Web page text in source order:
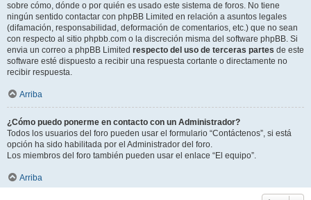
sobre cómo, dónde o por quién es usado este sistema de foros. No tiene
ningún sentido contactar con phpBB Limited en relación a asuntos legales
(difamación, responsabilidad, deformación de comentarios, etc.) que no sean
con respecto al sitio phpbb.com o la discreción misma del software phpBB. Si
envia un correo a phpBB Limited respecto del uso de terceras partes de este
software esté dispuesto a recibir una respuesta cortante o directamente no
recibir respuesta.
Arriba
¿Cómo puedo ponerme en contacto con un Administrador?
Todos los usuarios del foro pueden usar el formulario “Contáctenos”, si está
opción ha sido habilitada por el Administrador del foro.
Los miembros del foro también pueden usar el enlace “El equipo”.
Arriba